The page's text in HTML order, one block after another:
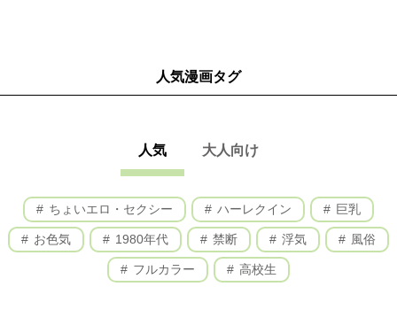
人気漫画タグ
人気 大人向け
ちょいエロ・セクシー ハーレクイン 巨乳
お色気 1980年代 禁断 浮気 風俗
フルカラー 高校生